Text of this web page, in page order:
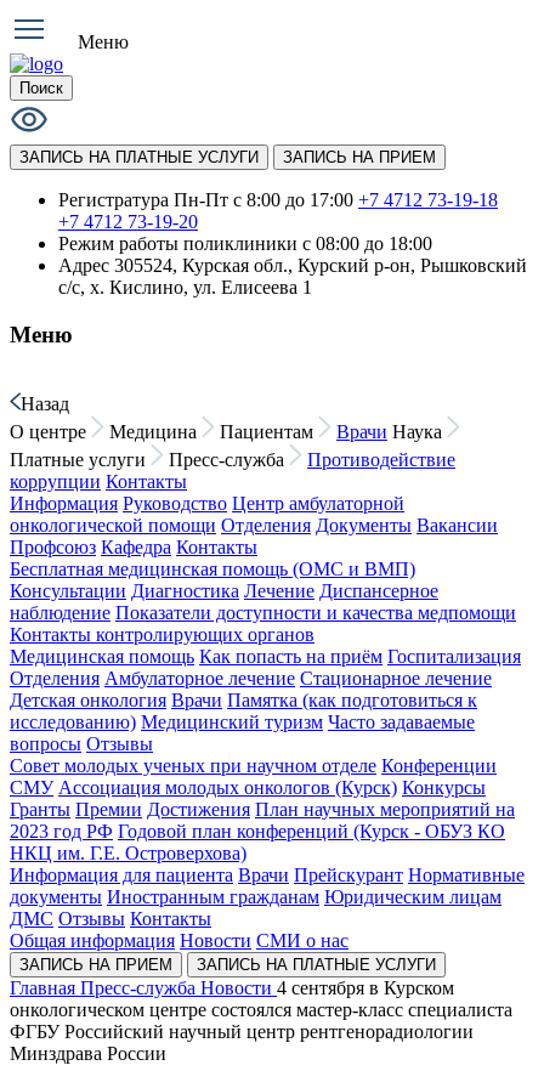
Меню
Поиск
ЗАПИСЬ НА ПЛАТНЫЕ УСЛУГИ ЗАПИСЬ НА ПРИЕМ
Регистратура Пн-Пт с 8:00 до 17:00 +7 4712 73-19-18
+7 4712 73-19-20
Режим работы поликлиники с 08:00 до 18:00
Адрес 305524, Курская обл., Курский р-он, Рышковский
с/с, х. Кислино, ул. Елисеева 1
Меню
Назад
О центре
Медицина Пациентам Врачи Наука
Платные услуги
Пресс-служба
Противодействие
коррупции Контакты
Информация Руководство Центр амбулаторной
онкологической помощи Отделения Документы Вакансии
Профсоюз Кафедра Контакты
Бесплатная медицинская помощь (ОМС и ВМП)
Консультации Диагностика Лечение Диспансерное
наблюдение Показатели доступности и качества медпомощи
Контакты контролирующих органов
Медицинская помощь Как попасть на приём Госпитализация
Отделения Амбулаторное лечение Стационарное лечение
Детская онкология Врачи Памятка (как подготовиться к
исследованию) Медицинский туризм Часто задаваемые
вопросы Отзывы
Совет молодых ученых при научном отделе Конференции
СМУ Ассоциация молодых онкологов (Курск) Конкурсы
Гранты Премии Достижения План научных мероприятий на
2023 год РФ Годовой план конференций (Курск - ОБУЗ КО
НКЦ им. Г.Е. Островерхова)
Информация для пациента Врачи Прейскурант Нормативные
документы Иностранным гражданам Юридическим лицам
ДМС Отзывы Контакты
Общая информация Новости СМИ о нас
ЗАПИСЬ НА ПРИЕМ ЗАПИСЬ НА ПЛАТНЫЕ УСЛУГИ
Главная Пресс-служба Новости 4 сентября в Курском
онкологическом центре состоялся мастер-класс специалиста
ФГБУ Российский научный центр рентгенорадиологии
Минздрава России